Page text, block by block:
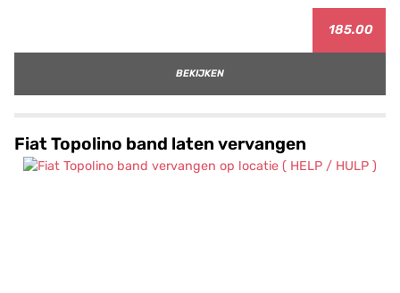
185.00
BEKIJKEN
Fiat Topolino band laten vervangen